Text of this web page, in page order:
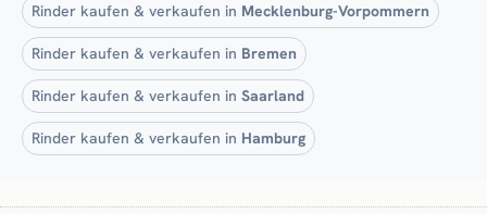
Rinder kaufen & verkaufen in Mecklenburg-Vorpommern
Rinder kaufen & verkaufen in Bremen
Rinder kaufen & verkaufen in Saarland
Rinder kaufen & verkaufen in Hamburg